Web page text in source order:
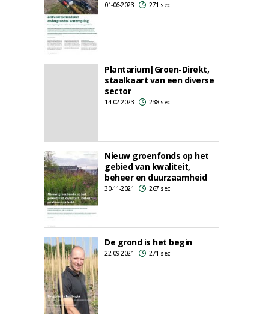
01-06-2023 271 sec
Plantarium|Groen-Direkt,
staalkaart van een diverse
sector
14-02-2023 238 sec
Nieuw groenfonds op het
gebied van kwaliteit,
beheer en duurzaamheid
30-11-2021 267 sec
De grond is het begin
22-09-2021 271 sec